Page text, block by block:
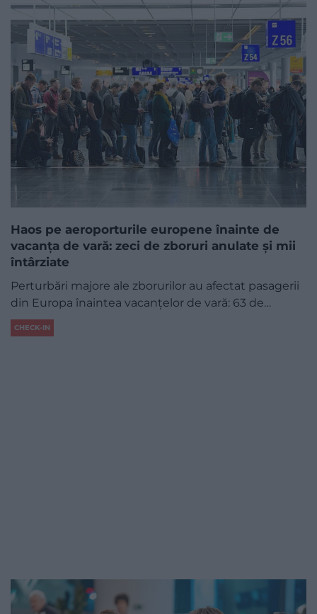
Haos pe aeroporturile europene înainte de
vacanța de vară: zeci de zboruri anulate și mii
întârziate
Perturbări majore ale zborurilor au afectat pasagerii
din Europa înaintea vacanțelor de vară: 63 de…
CHECK-IN